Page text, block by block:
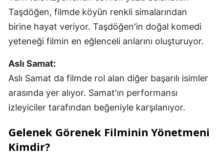
Taşdöğen, filmde köyün renkli simalarından
birine hayat veriyor. Taşdöğen'in doğal komedi
yeteneği filmin en eğlenceli anlarını oluşturuyor.
Aslı Samat:
Aslı Samat da filmde rol alan diğer başarılı isimler
arasında yer alıyor. Samat'ın performansı
izleyiciler tarafından beğeniyle karşılanıyor.
Gelenek Görenek Filminin Yönetmeni
Kimdir?